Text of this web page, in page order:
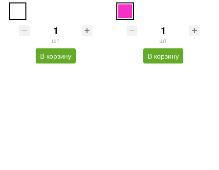
шт
В корзину
шт
В корзину